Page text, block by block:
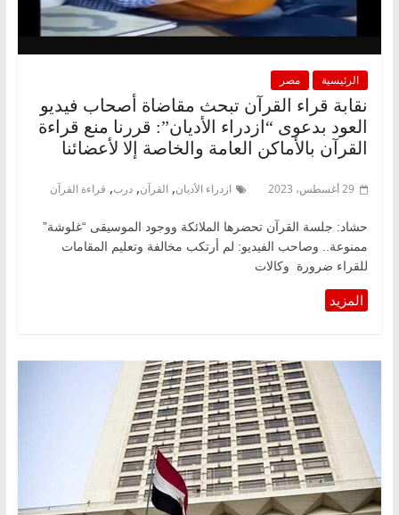
الرئيسية مصر
نقابة قراء القرآن تبحث مقاضاة أصحاب فيديو
العود بدعوى “ازدراء الأديان”: قررنا منع قراءة
القرآن بالأماكن العامة والخاصة إلا لأعضائنا
29 أغسطس، 2023 ازدراء الأديان, القرآن, درب, قراءة القرآن
حشاد: جلسة القرآن تحضرها الملائكة ووجود الموسيقى “غلوشة”
ممنوعة.. وصاحب الفيديو: لم أرتكب مخالفة وتعليم المقامات
للقراء ضرورة وكالات